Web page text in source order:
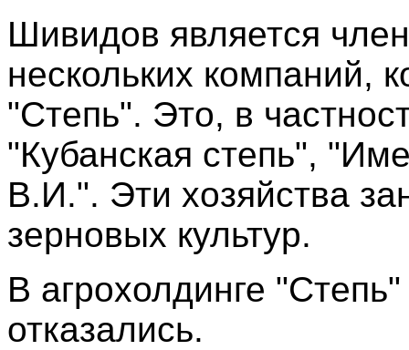
Шивидов является
нескольких компаний,
"Степь". Это, в
"Кубанская степь",
В.И.". Эти хозяйства
зерновых культур.
В агрохолдинге
отказались.